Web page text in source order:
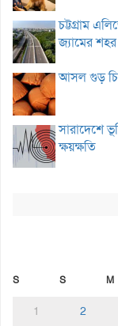
চট্টগ্রাম
জ্যামের শহর
আসল গুড়
সারাদেশে
ক্ষয়ক্ষতি
S S M
1 2